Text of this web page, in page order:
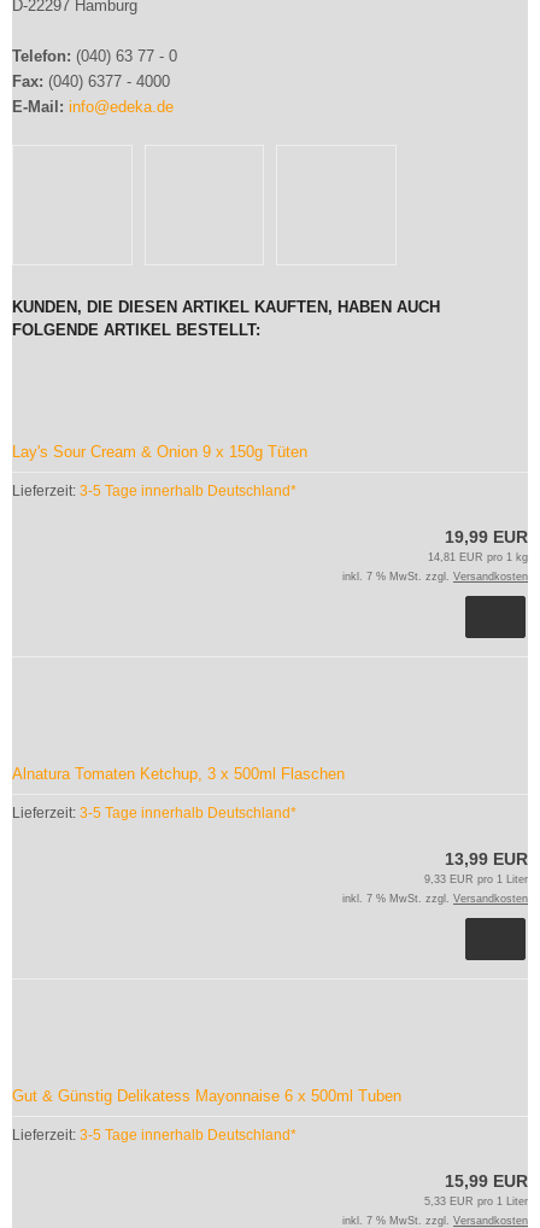
D-22297 Hamburg
Telefon: (040) 63 77 - 0
Fax: (040) 6377 - 4000
E-Mail: info@edeka.de
KUNDEN, DIE DIESEN ARTIKEL KAUFTEN, HABEN AUCH
FOLGENDE ARTIKEL BESTELLT:
Lay's Sour Cream & Onion 9 x 150g Tüten
Lieferzeit: 3-5 Tage innerhalb Deutschland*
19,99 EUR
14,81 EUR pro 1 kg
inkl. 7 % MwSt. zzgl. Versandkosten
Alnatura Tomaten Ketchup, 3 x 500ml Flaschen
Lieferzeit: 3-5 Tage innerhalb Deutschland*
13,99 EUR
9,33 EUR pro 1 Liter
inkl. 7 % MwSt. zzgl. Versandkosten
Gut & Günstig Delikatess Mayonnaise 6 x 500ml Tuben
Lieferzeit: 3-5 Tage innerhalb Deutschland*
15,99 EUR
5,33 EUR pro 1 Liter
inkl. 7 % MwSt. zzgl. Versandkosten